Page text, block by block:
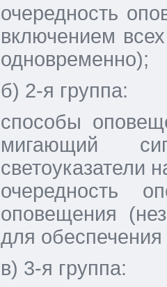
очередность
включением
одновременно);
б) 2-я группа:
способы
мигающий
светоуказатели
очередность
оповещения
для
в) 3-я группа: